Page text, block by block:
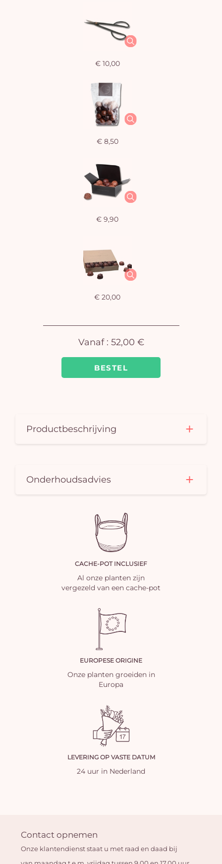
BESTEL
€ 10,00
€ 8,50
€ 9,90
€ 20,00
Vanaf : 52,00 €
Productbeschrijving
Onderhoudsadvies
CACHE-POT INCLUSIEF
Al onze planten zijn
vergezeld van een cache-pot
EUROPESE ORIGINE
Onze planten groeiden in
Europa
LEVERING OP VASTE DATUM
24 uur in Nederland
Contact opnemen
Onze klantendienst staat u met raad en daad bij